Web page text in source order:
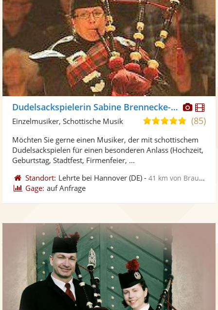
Fotos
Dudelsackspielerin Sabine Brennecke-Kohn
5,0
5
Sternen
(85)
Einzelmusiker, Schottische Musik
Möchten Sie gerne einen Musiker, der mit schottischem
Dudelsackspielen für einen besonderen Anlass (Hochzeit,
Geburtstag, Stadtfest, Firmenfeier, ...
Standort: Lehrte bei Hannover (DE) -41 km von Braunschweig
Gage: auf Anfrage